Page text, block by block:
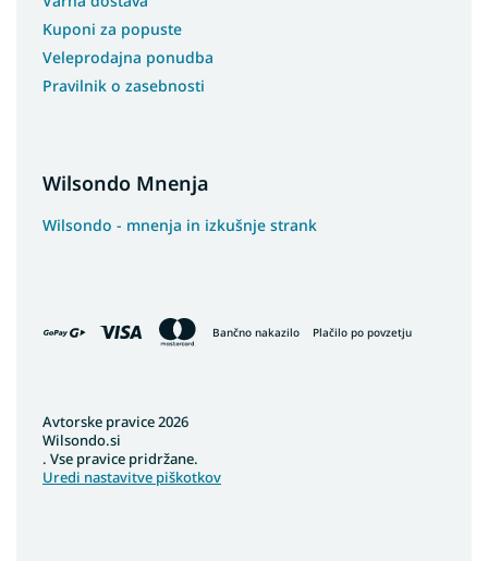
Kuponi za popuste
Veleprodajna ponudba
Pravilnik o zasebnosti
Wilsondo Mnenja
Wilsondo - mnenja in izkušnje strank
Bančno nakazilo Plačilo po povzetju
Avtorske pravice 2026
Wilsondo.si
. Vse pravice pridržane.
Uredi nastavitve piškotkov